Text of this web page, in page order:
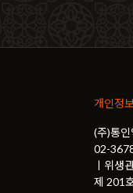
개인정
(주)통
02-
ㅣ위생
제 201